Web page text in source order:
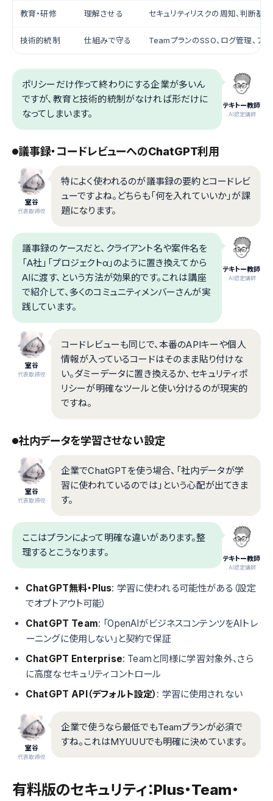
教育・研修 理解させる セキュリティリスクの周知、判断基
技術的統制 仕組みで守る TeamプランのSSO、ログ管理、ア
テキトー教師
.AI認定講師
ポリシーだけ作って終わりにする企業が多いん
ですが、教育と技術的統制がなければ形だけに
なってしまいます。
議事録・コードレビューへのChatGPT利用
室谷
代表取締役
特によく使われるのが議事録の要約とコードレビ
ューですよね。どちらも「何を入れていいか」が課
題になります。
テキトー教師
.AI認定講師
議事録のケースだと、クライアント名や案件名を
「A社」「プロジェクトα」のように置き換えてから
AIに渡す、という方法が効果的です。これは講座
で紹介して、多くのコミュニティメンバーさんが実
践しています。
室谷
代表取締役
コードレビューも同じで、本番のAPIキーや個人
情報が入っているコードはそのまま貼り付けな
い。ダミーデータに置き換えるか、セキュリティポ
リシーが明確なツールと使い分けるのが現実的
ですね。
社内データを学習させない設定
室谷
代表取締役
企業でChatGPTを使う場合、「社内データが学
習に使われているのでは」という心配が出てきま
す。
テキトー教師
.AI認定講師
ここはプランによって明確な違いがあります。整
理するとこうなります。
ChatGPT無料・Plus: 学習に使われる可能性がある（設定
でオプトアウト可能）
ChatGPT Team: 「OpenAIがビジネスコンテンツをAIトレ
ーニングに使用しない」と契約で保証
ChatGPT Enterprise: Teamと同様に学習対象外、さら
に高度なセキュリティコントロール
ChatGPT API（デフォルト設定） : 学習に使用されない
室谷
代表取締役
企業で使うなら最低でもTeamプランが必須で
すね。これはMYUUUでも明確に決めています。
有料版のセキュリティ：Plus・Team・